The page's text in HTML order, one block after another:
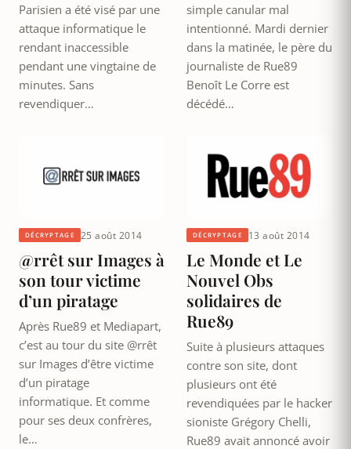
Parisien a été visé par une
attaque informatique le
rendant inaccessible
pendant une vingtaine de
minutes. Sans
revendiquer…
simple canular mal
intentionné. Mardi dernier
dans la matinée, le père du
journaliste de Rue89
Benoît Le Corre est
décédé…
DÉCRYPTAGE 25 août 2014
@rrêt sur Images à
son tour victime
d’un piratage
Après Rue89 et Mediapart,
c’est au tour du site @rrêt
sur Images d’être victime
d’un piratage
informatique. Et comme
pour ses deux confrères,
le…
DÉCRYPTAGE 13 août 2014
Le Monde et Le
Nouvel Obs
solidaires de
Rue89
Suite à plusieurs attaques
contre son site, dont
plusieurs ont été
revendiquées par le hacker
sioniste Grégory Chelli,
Rue89 avait annoncé avoir